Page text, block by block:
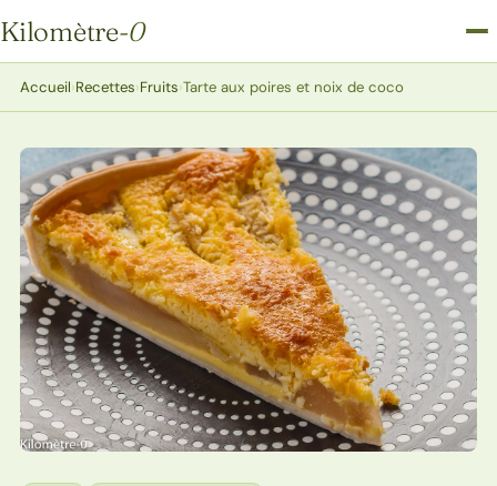
Kilomètre-0
Kilomètre-0
Accueil›Recettes›Fruits›Tarte aux poires et noix de coco